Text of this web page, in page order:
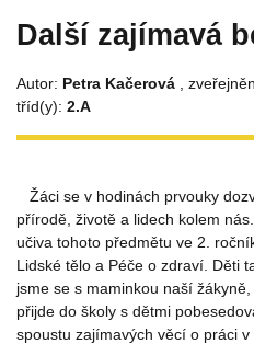
Další zajímavá
Autor: Petra Kačerová ,
tříd(y): 2.A
Žáci se v hodinách prvouky
přírodě, životě a lidech kolem
učiva tohoto předmětu ve 2.
Lidské tělo a Péče o zdraví. Děti
jsme se s maminkou naší
přijde do školy s dětmi
spoustu zajímavých věcí o práci